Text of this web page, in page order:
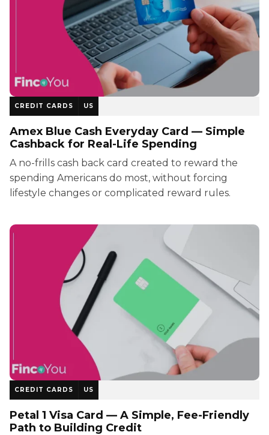
CREDIT CARDS US
Amex Blue Cash Everyday Card — Simple
Cashback for Real-Life Spending
A no-frills cash back card created to reward the
spending Americans do most, without forcing
lifestyle changes or complicated reward rules.
CREDIT CARDS US
Petal 1 Visa Card — A Simple, Fee-Friendly
Path to Building Credit